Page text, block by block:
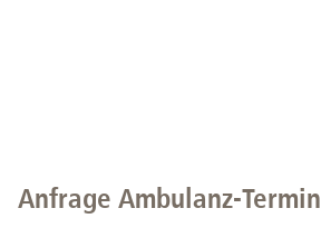
Anfrage Ambulanz-Termin